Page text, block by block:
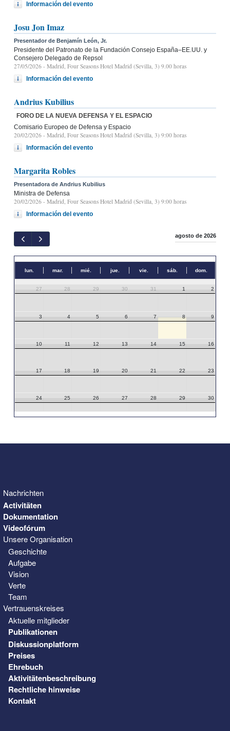
Información del evento
Josu Jon Imaz
Presentador de Benjamín León, Jr.
Presidente del Patronato de la Fundación Consejo España–EE.UU. y
Consejero Delegado de Repsol
27/05/2026 - Madrid, Four Seasons Hotel Madrid (Sevilla, 3) 9.00 horas
Información del evento
Andrius Kubilius
FORO DE LA NUEVA DEFENSA Y EL ESPACIO
Comisario Europeo de Defensa y Espacio
20/02/2026 - Madrid, Four Seasons Hotel Madrid (Sevilla, 3) 9:00 horas
Información del evento
Margarita Robles
Presentadora de Andrius Kubilius
Ministra de Defensa
20/02/2026 - Madrid, Four Seasons Hotel Madrid (Sevilla, 3) 9:00 horas
Información del evento
agosto de 2026
lun. mar. mié. jue. vie. sáb. dom.
27 28 29 30 31 1 2
3 4 5 6 7 8 9
10 11 12 13 14 15 16
17 18 19 20 21 22 23
24 25 26 27 28 29 30
Nachrichten
Activitäten
Dokumentation
Videofórum
Unsere Organisation
Geschichte
Aufgabe
Vision
Verte
Team
Vertrauenskreises
Aktuelle mitglieder
Publikationen
Diskussionplatform
Preises
Ehrebuch
Aktivitätenbeschreibung
Rechtliche hinweise
Kontakt